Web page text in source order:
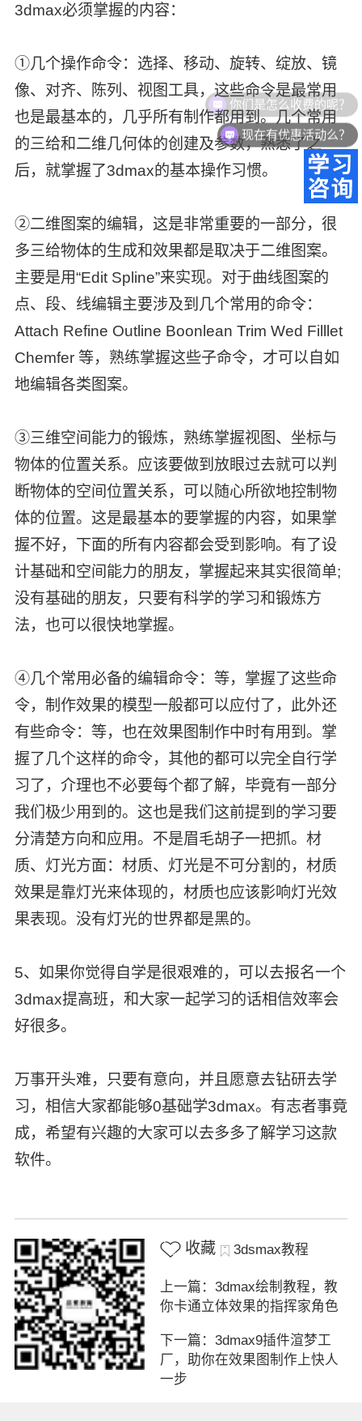
3dmax必须掌握的内容：
①几个操作命令：选择、移动、旋转、绽放、镜
像、对齐、陈列、视图工具，这些命令是最常用
也是最基本的，几乎所有制作都用到。几个常用
的三给和二维几何体的创建及参数，熟悉了之
后，就掌握了3dmax的基本操作习惯。
②二维图案的编辑，这是非常重要的一部分，很
多三给物体的生成和效果都是取决于二维图案。
主要是用“Edit Spline”来实现。对于曲线图案的
点、段、线编辑主要涉及到几个常用的命令：
Attach Refine Outline Boonlean Trim Wed Filllet
Chemfer 等，熟练掌握这些子命令，才可以自如
地编辑各类图案。
③三维空间能力的锻炼，熟练掌握视图、坐标与
物体的位置关系。应该要做到放眼过去就可以判
断物体的空间位置关系，可以随心所欲地控制物
体的位置。这是最基本的要掌握的内容，如果掌
握不好，下面的所有内容都会受到影响。有了设
计基础和空间能力的朋友，掌握起来其实很简单;
没有基础的朋友，只要有科学的学习和锻炼方
法，也可以很快地掌握。
④几个常用必备的编辑命令：等，掌握了这些命
令，制作效果的模型一般都可以应付了，此外还
有些命令：等，也在效果图制作中时有用到。掌
握了几个这样的命令，其他的都可以完全自行学
习了，介理也不必要每个都了解，毕竟有一部分
我们极少用到的。这也是我们这前提到的学习要
分清楚方向和应用。不是眉毛胡子一把抓。材
质、灯光方面：材质、灯光是不可分割的，材质
效果是靠灯光来体现的，材质也应该影响灯光效
果表现。没有灯光的世界都是黑的。
5、如果你觉得自学是很艰难的，可以去报名一个
3dmax提高班，和大家一起学习的话相信效率会
好很多。
万事开头难，只要有意向，并且愿意去钻研去学
习，相信大家都能够0基础学3dmax。有志者事竟
成，希望有兴趣的大家可以去多多了解学习这款
软件。
收藏 3dsmax教程
上一篇：3dmax绘制教程，教
你卡通立体效果的指挥家角色
下一篇：3dmax9插件渲梦工
厂，助你在效果图制作上快人
一步
你们是怎么收费的呢？
现在有优惠活动么？